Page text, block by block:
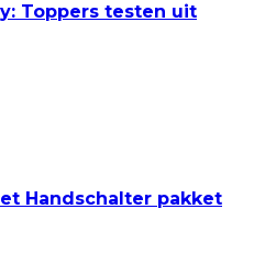
Toppers testen uit
Handschalter pakket